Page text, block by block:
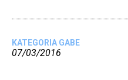
KATEGORIA GABE
07/03/2016